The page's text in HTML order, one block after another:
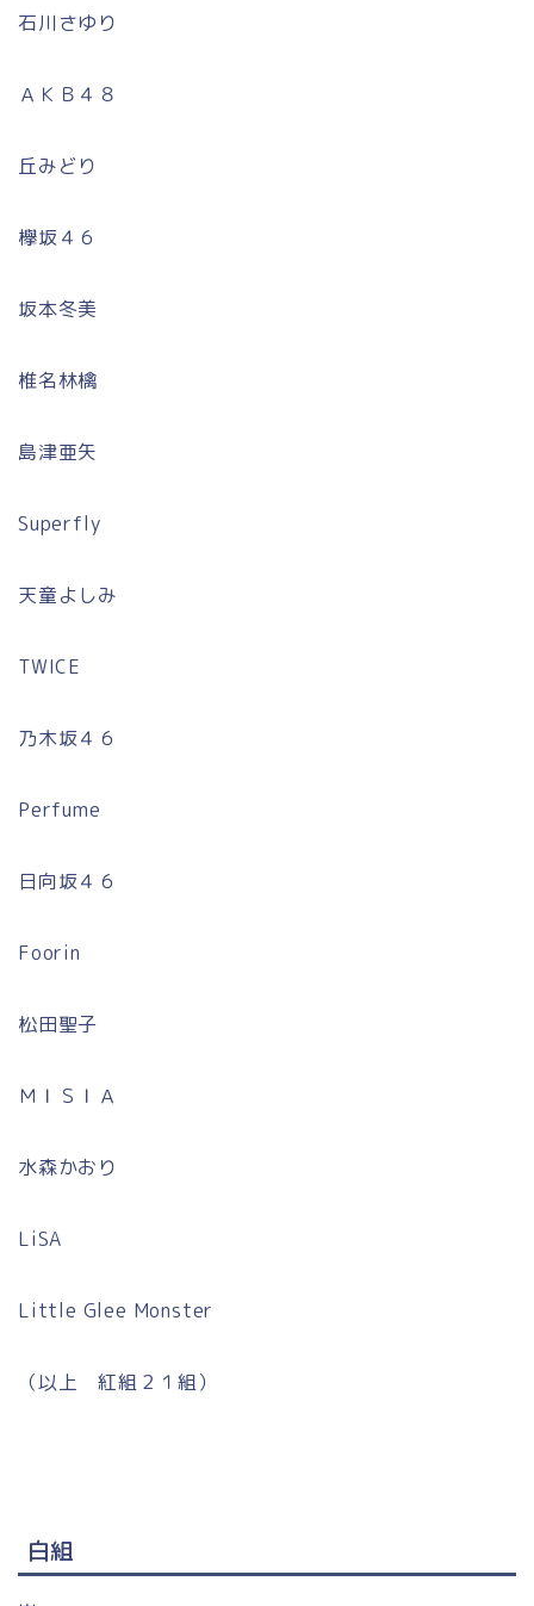
石川さゆり
ＡＫＢ４８
丘みどり
欅坂４６
坂本冬美
椎名林檎
島津亜矢
Superfly
天童よしみ
TWICE
乃木坂４６
Perfume
日向坂４６
Foorin
松田聖子
ＭＩＳＩＡ
水森かおり
LiSA
Little Glee Monster
（以上 紅組２１組）
白組